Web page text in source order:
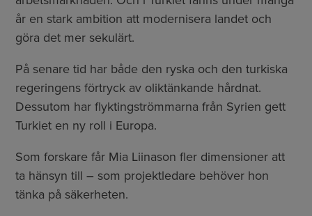
år en stark ambition att modernisera landet och
göra det mer sekulärt.
På senare tid har både den ryska och den turkiska
regeringens förtryck av oliktänkande hårdnat.
Dessutom har flyktingströmmarna från Syrien gett
Turkiet en ny roll i Europa.
Som forskare får Mia Liinason fler dimensioner att
ta hänsyn till – som projektledare behöver hon
tänka på säkerheten.